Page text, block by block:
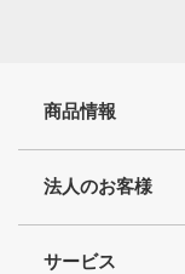
商品情報
法人のお客様
サービス